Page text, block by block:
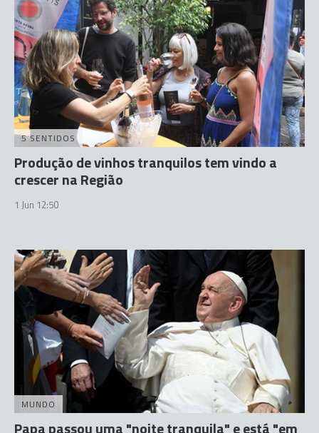
5 SENTIDOS
Produção de vinhos tranquilos tem vindo a
crescer na Região
1 Jun 12:50
MUNDO
Papa passou uma "noite tranquila" e está "em